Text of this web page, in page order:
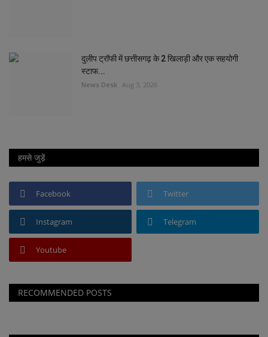
दुलीप ट्रॉफी में छत्तीसगढ़ के 2 खिलाड़ी और एक सहयोगी
स्टाफ...
News Desk Aug 3, 2026
हमसे जुड़ें
Facebook Twitter
Instagram Telegram
Youtube
RECOMMENDED POSTS